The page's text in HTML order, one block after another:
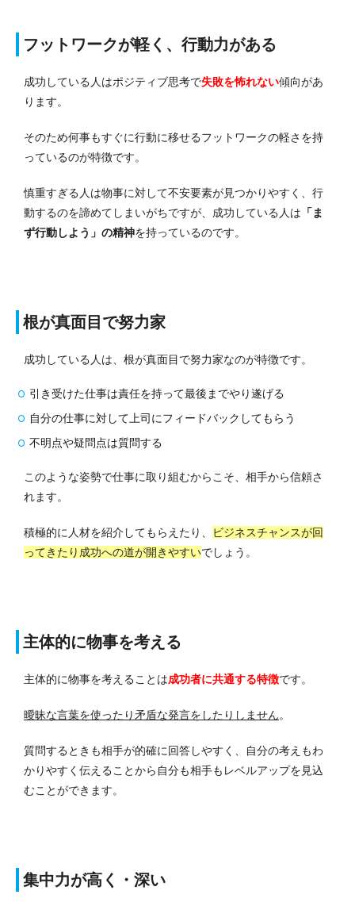
フットワークが軽く、行動力がある
成功している人はポジティブ思考で失敗を怖れない傾向があ
ります。
そのため何事もすぐに行動に移せるフットワークの軽さを持
っているのが特徴です。
慎重すぎる人は物事に対して不安要素が見つかりやすく、行
動するのを諦めてしまいがちですが、成功している人は 「ま
ず行動しよう」の精神を持っているのです。
根が真面目で努力家
成功している人は、根が真面目で努力家なのが特徴です。
引き受けた仕事は責任を持って最後までやり遂げる
自分の仕事に対して上司にフィードバックしてもらう
不明点や疑問点は質問する
このような姿勢で仕事に取り組むからこそ、相手から信頼さ
れます。
積極的に人材を紹介してもらえたり、
ビジネスチャンスが回
ってきたり成功への道が開きやすいでしょう。
主体的に物事を考える
主体的に物事を考えることは成功者に共通する特徴です。
曖昧な言葉を使ったり矛盾な発言をしたりしません。
質問するときも相手が的確に回答しやすく、自分の考えもわ
かりやすく伝えることから自分も相手もレベルアップを見込
むことができます。
集中力が高く・深い